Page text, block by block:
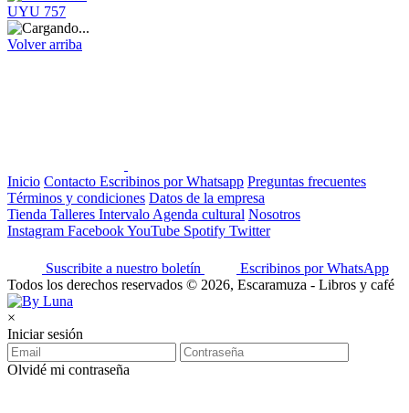
UYU 757
Volver arriba
Inicio Contacto Escribinos por Whatsapp Preguntas frecuentes
Términos y condiciones Datos de la empresa
Tienda Talleres Intervalo Agenda cultural Nosotros
Instagram FacebookYouTube Spotify Twitter
Suscribite a nuestro boletín
Escribinos por WhatsApp
Todos los derechos reservados © 2026, Escaramuza - Libros y café
×
Iniciar sesión
Olvidé mi contraseña